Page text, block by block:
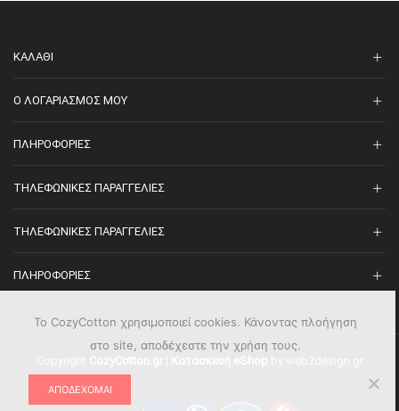
ΚΑΛΆΘΙ
O ΛΟΓΑΡΙΑΣΜΌΣ ΜΟΥ
ΠΛΗΡΟΦΟΡΊΕΣ
ΤΗΛΕΦΩΝΙΚΈΣ ΠΑΡΑΓΓΕΛΊΕΣ
ΤΗΛΕΦΩΝΙΚΈΣ ΠΑΡΑΓΓΕΛΊΕΣ
ΠΛΗΡΟΦΟΡΊΕΣ
Το CozyCotton χρησιμοποιεί cookies. Κάνοντας πλοήγηση
στο site, αποδέχεστε την χρήση τους.
ΑΠΟΔΈΧΟΜΑΙ